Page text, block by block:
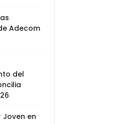
Adecom
del
Joven en